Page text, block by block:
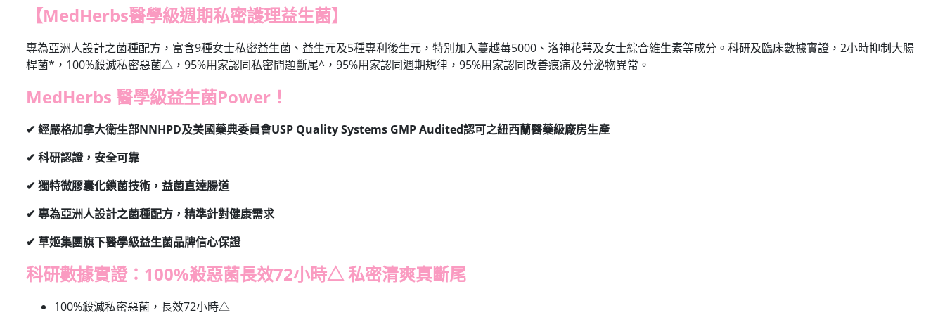
【MedHerbs醫學級週期私密護理益生菌】
專為亞洲人設計之菌種配方，富含9種女士私密益生菌、益生元及5種專利後生元，特別加入蔓越莓5000、洛神花萼及女士綜合維生素等成分。科研及臨床數據實證，2小時抑制大腸
桿菌*，100%殺滅私密惡菌△，95%用家認同私密問題斷尾^，95%用家認同週期規律，95%用家認同改善痕痛及分泌物異常。
MedHerbs 醫學級益生菌Power！
✔ 經嚴格加拿大衛生部NNHPD及美國藥典委員會USP Quality Systems GMP Audited認可之紐西蘭醫藥級廠房生產
✔ 科研認證，安全可靠
✔ 獨特微膠囊化鎖菌技術，益菌直達腸道
✔ 專為亞洲人設計之菌種配方，精準針對健康需求
✔ 草姬集團旗下醫學級益生菌品牌信心保證
科研數據實證：100%殺惡菌長效72小時△ 私密清爽真斷尾
100%殺滅私密惡菌，長效72小時△